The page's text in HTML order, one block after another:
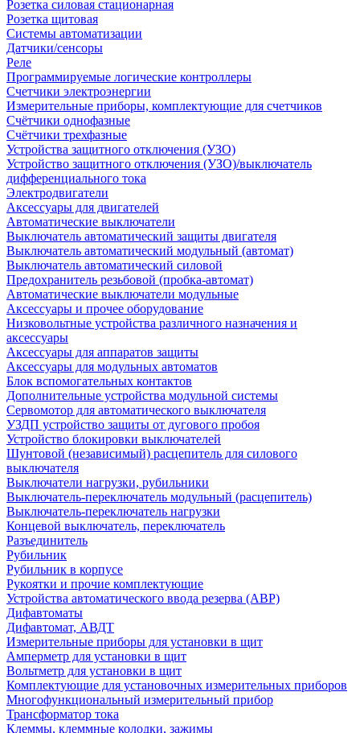
Розетка силовая стационарная
Розетка щитовая
Системы автоматизации
Датчики/сенсоры
Реле
Программируемые логические контроллеры
Счетчики электроэнергии
Измерительные приборы, комплектующие для счетчиков
Счётчики однофазные
Счётчики трехфазные
Устройства защитного отключения (УЗО)
Устройство защитного отключения (УЗО)/выключатель
дифференциального тока
Электродвигатели
Аксессуары для двигателей
Автоматические выключатели
Выключатель автоматический защиты двигателя
Выключатель автоматический модульный (автомат)
Выключатель автоматический силовой
Предохранитель резьбовой (пробка-автомат)
Автоматические выключатели модульные
Аксессуары и прочее оборудование
Низковольтные устройства различного назначения и
аксессуары
Аксессуары для аппаратов защиты
Аксессуары для модульных автоматов
Блок вспомогательных контактов
Дополнительные устройства модульной системы
Сервомотор для автоматического выключателя
УЗДП устройство защиты от дугового пробоя
Устройство блокировки выключателей
Шунтовой (независимый) расцепитель для силового
выключателя
Выключатели нагрузки, рубильники
Выключатель-переключатель модульный (расцепитель)
Выключатель-переключатель нагрузки
Концевой выключатель, переключатель
Разъединитель
Рубильник
Рубильник в корпусе
Рукоятки и прочие комплектующие
Устройства автоматического ввода резерва (АВР)
Дифавтоматы
Дифавтомат, АВДТ
Измерительные приборы для установки в щит
Амперметр для установки в щит
Вольтметр для установки в щит
Комплектующие для установочных измерительных приборов
Многофункциональный измерительный прибор
Трансформатор тока
Клеммы, клеммные колодки, зажимы